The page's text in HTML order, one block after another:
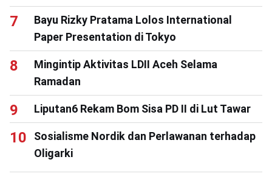
Bayu Rizky Pratama Lolos International
Paper Presentation di Tokyo
Mingintip Aktivitas LDII Aceh Selama
Ramadan
Liputan6 Rekam Bom Sisa PD II di Lut Tawar
Sosialisme Nordik dan Perlawanan terhadap
Oligarki